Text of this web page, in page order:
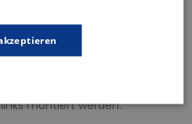
soll die Wanne
- z. B. mithilfe eines
der Badewanne enthalten ist.
montiert werden.